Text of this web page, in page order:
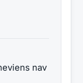
nav